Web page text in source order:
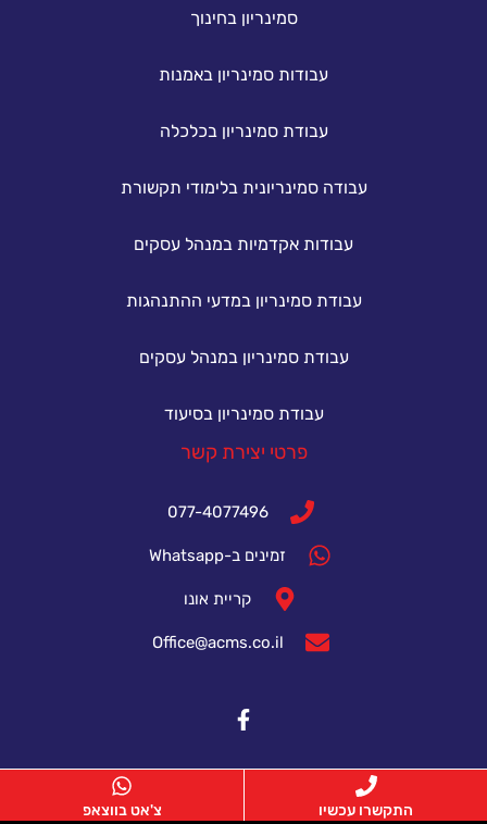
סמינריון בחינוך
עבודות סמינריון באמנות
עבודת סמינריון בכלכלה
עבודה סמינריונית בלימודי תקשורת
עבודות אקדמיות במנהל עסקים
עבודת סמינריון במדעי ההתנהגות
עבודת סמינריון במנהל עסקים
עבודת סמינריון בסיעוד
פרטי יצירת קשר
077-4077496
זמינים ב-Whatsapp
קריית אונו
Office@acms.co.il
התקשרו עכשיו צ'אט בווצאפ